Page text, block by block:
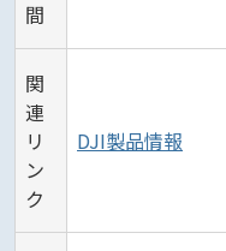
間
関
連
リ
ン
ク
DJI製品情報